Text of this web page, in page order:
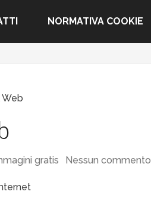
NORMATIVA COOKIE
Web
gratis Nessun commento